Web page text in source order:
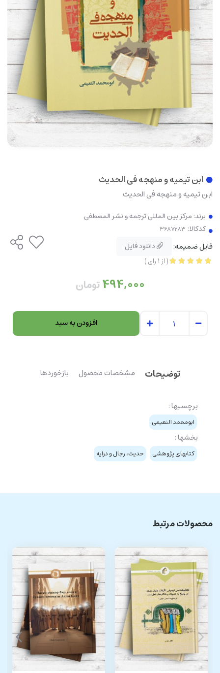
ابن تیمیه و منهجه فی الحدیث
ابن تیمیه و منهجه فی الحدیث
برند: مرکز بین المللی ترجمه و نشر المصطفی
کدکالا:
فایل ضمیمه: دانلود فایل
(از1رای)
494,000تومان
افزودن به سبد
توضیحات مشخصات محصول بازخوردها
برچسبها :
ابومحمد النعیمی
بخشها :
کتابهای پژوهشی حدیث، رجال و درایه
محصولات مرتبط